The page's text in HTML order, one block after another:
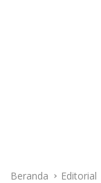
Beranda Editorial